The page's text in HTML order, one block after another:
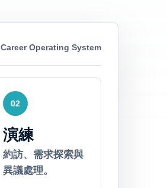
Career Operating System
02
演練
約訪、需求探索與
異議處理。